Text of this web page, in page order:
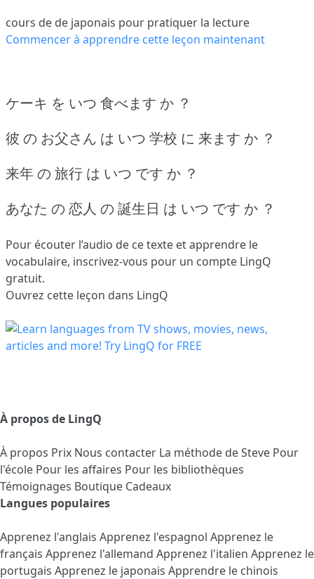
cours de de japonais pour pratiquer la lecture
Commencer à apprendre cette leçon maintenant
ケーキ を いつ 食べます か ？
彼 の お父さん は いつ 学校 に 来ます か ？
来年 の 旅行 は いつ です か ？
あなた の 恋人 の 誕生日 は いつ です か ？
Pour écouter l’audio de ce texte et apprendre le
vocabulaire, inscrivez-vous pour un compte LingQ
gratuit.
Ouvrez cette leçon dans LingQ
À propos de LingQ
À propos Prix Nous contacter La méthode de Steve Pour
l'école Pour les affaires Pour les bibliothèques
Témoignages Boutique Cadeaux
Langues populaires
Apprenez l'anglais Apprenez l'espagnol Apprenez le
français Apprenez l'allemand Apprenez l'italien Apprenez le
portugais Apprenez le japonais Apprendre le chinois